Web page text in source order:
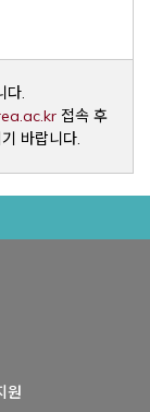
다.
Opens a
접속 후
바랍니다.
원